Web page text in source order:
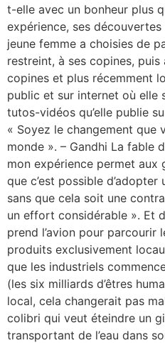
t-elle avec un bonheur plus
expérience, ses
jeune femme a choisies de
restreint, à ses copines,
copines et plus récemment
public et sur internet où elle
tutos-vidéos qu’elle publie
« Soyez le changement que
monde ». – Gandhi La fable
mon expérience permet aux
que c’est possible
sans que cela soit une
un effort considérable ». Et
prend l’avion pour parcourir
produits exclusivement
que les industriels
(les six milliards d’êtres
local, cela changerait pas
colibri qui veut éteindre un
transportant de l’eau dans